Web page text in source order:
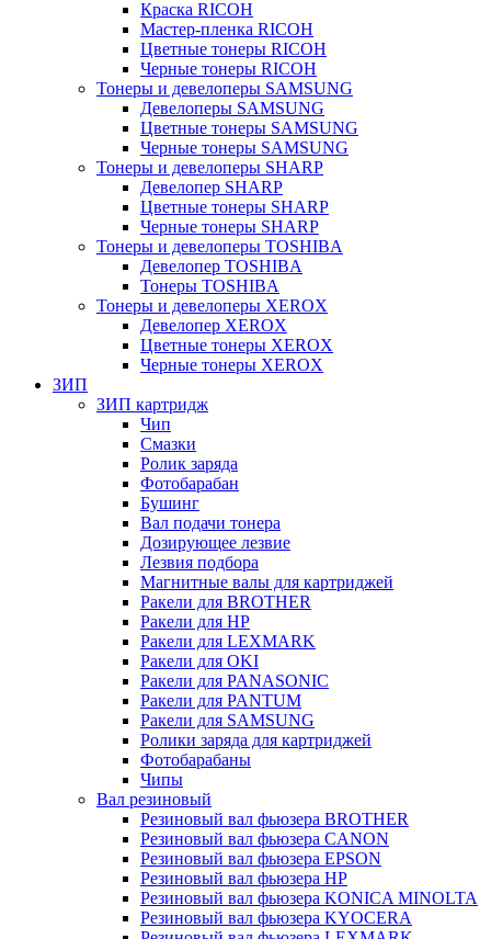
Краска RICOH
Мастер-пленка RICOH
Цветные тонеры RICOH
Черные тонеры RICOH
Тонеры и девелоперы SAMSUNG
Девелоперы SAMSUNG
Цветные тонеры SAMSUNG
Черные тонеры SAMSUNG
Тонеры и девелоперы SHARP
Девелопер SHARP
Цветные тонеры SHARP
Черные тонеры SHARP
Тонеры и девелоперы TOSHIBA
Девелопер TOSHIBA
Тонеры TOSHIBA
Тонеры и девелоперы XEROX
Девелопер XEROX
Цветные тонеры XEROX
Черные тонеры XEROX
ЗИП
ЗИП картридж
Чип
Смазки
Ролик заряда
Фотобарабан
Бушинг
Вал подачи тонера
Дозирующее лезвие
Лезвия подбора
Магнитные валы для картриджей
Ракели для BROTHER
Ракели для HP
Ракели для LEXMARK
Ракели для OKI
Ракели для PANASONIC
Ракели для PANTUM
Ракели для SAMSUNG
Ролики заряда для картриджей
Фотобарабаны
Чипы
Вал резиновый
Резиновый вал фьюзера BROTHER
Резиновый вал фьюзера CANON
Резиновый вал фьюзера EPSON
Резиновый вал фьюзера HP
Резиновый вал фьюзера KONICA MINOLTA
Резиновый вал фьюзера KYOCERA